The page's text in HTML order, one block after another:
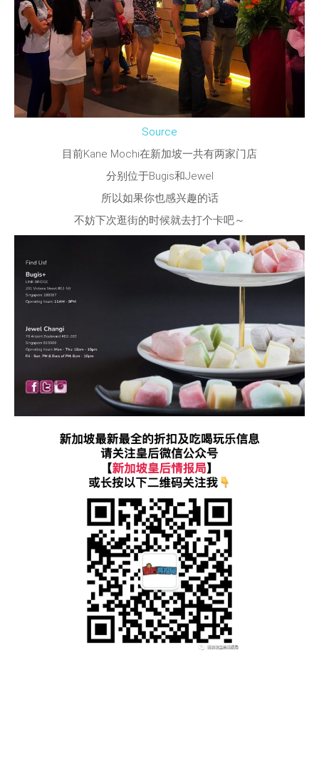
Source
目前Kane Mochi在新加坡一共有两家门店
分别位于Bugis和Jewel
所以如果你也感兴趣的话
不妨下次逛街的时候就去打个卡吧～